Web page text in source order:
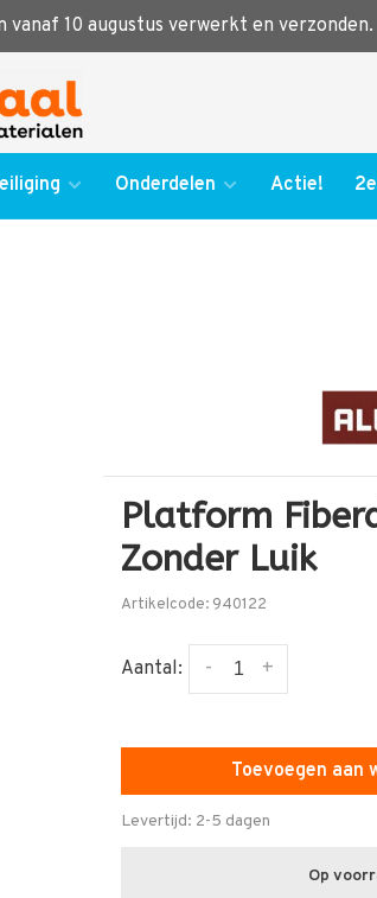
vanaf 10 augustus verwerkt en verzonden.
Onderdelen Actie!
Platform
Zonder Luik
Artikelcode: 940122
Aantal: +
-
Toevoegen aan
Levertijd: 2-5 dagen
Op